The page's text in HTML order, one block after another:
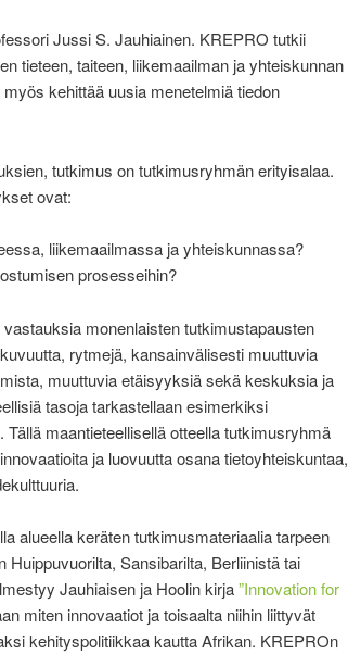
Jussi S. Jauhiainen. KREPRO tutkii
tieteen, taiteen, liikemaailman ja yhteiskunnan
kehittää uusia menetelmiä tiedon
tutkimus on tutkimusryhmän erityisalaa.
ovat:
liikemaailmassa ja yhteiskunnassa?
prosesseihin?
monenlaisten tutkimustapausten
rytmejä, kansainvälisesti muuttuvia
muuttuvia etäisyyksiä sekä keskuksia ja
tasoja tarkastellaan esimerkiksi
maantieteellisellä otteella tutkimusryhmä
ja luovuutta osana tietoyhteiskuntaa,
alueella keräten tutkimusmateriaalia tarpeen
Sansibarilta, Berliinistä tai
Jauhiaisen ja Hoolin kirja”Innovation for
miten innovaatiot ja toisaalta niihin liittyvät
kehityspolitiikkaa kautta Afrikan. KREPROn